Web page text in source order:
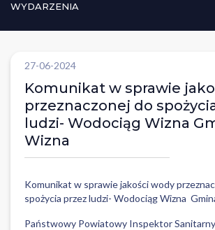
WYDARZENIA
27-06-2024
Komunikat w sprawie
przeznaczonej do
ludzi- Wodociąg Wizna
Wizna
Komunikat w sprawie jakości wody
spożycia przez ludzi- Wodociąg Wizna
Państwowy Powiatowy Inspektor